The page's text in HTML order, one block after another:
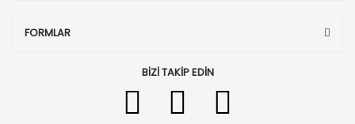
FORMLAR
BİZİ TAKİP EDİN